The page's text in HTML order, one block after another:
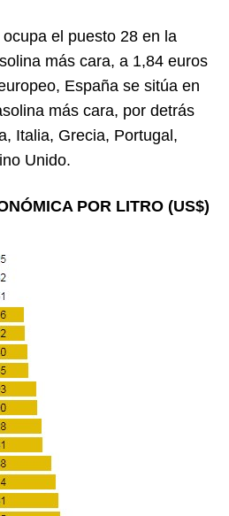
el puesto 28 en la
más cara, a 1,84 euros
España se sitúa en
más cara, por detrás
Italia, Grecia, Portugal,
Unido.
POR LITRO (US$)